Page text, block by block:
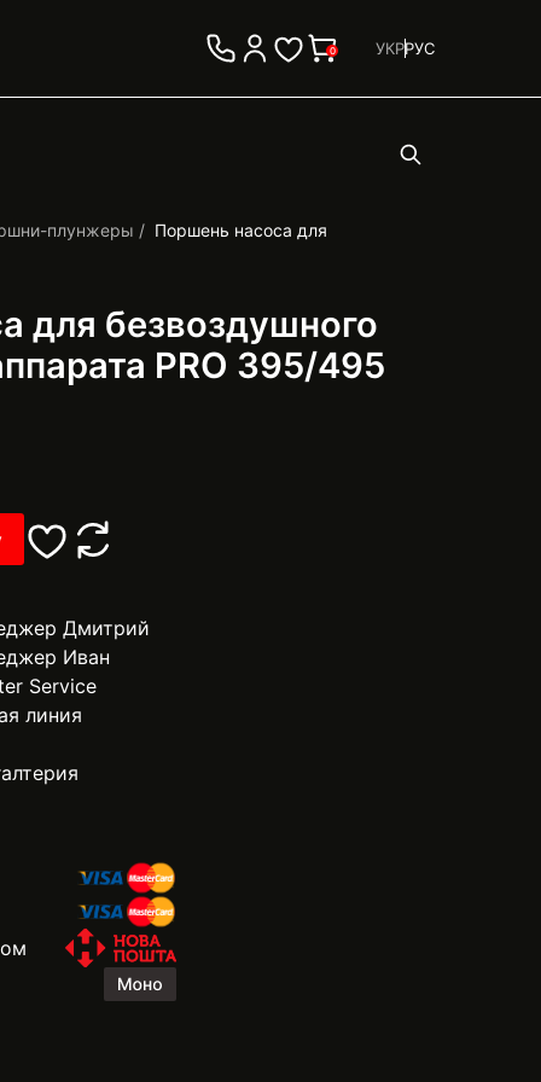
0 УКРРУС
плунжеры
Поршень насоса для
для безвоздушного
PRO 395/495
Дмитрий
Иван
Service
линия